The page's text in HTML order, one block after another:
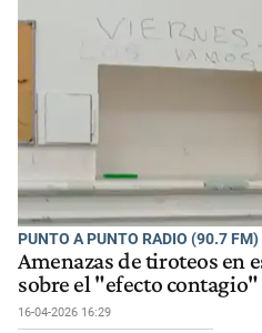
PUNTO A PUNTO RADIO (90.7 FM)
Amenazas de tiroteos en
sobre el "efecto contagio"
16-04-2026 16:29